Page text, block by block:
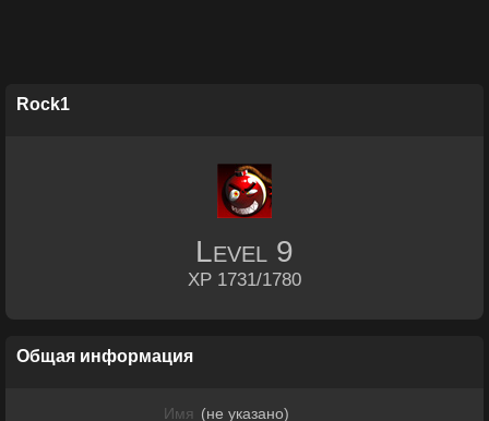
Rock1
Level 9
XP 1731/1780
Общая информация
Имя (не указано)